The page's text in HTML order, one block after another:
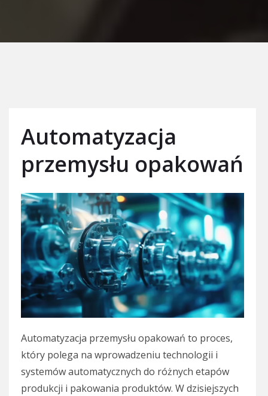
Automatyzacja
przemysłu opakowań
Automatyzacja przemysłu opakowań to proces,
który polega na wprowadzeniu technologii i
systemów automatycznych do różnych etapów
produkcji i pakowania produktów. W dzisiejszych